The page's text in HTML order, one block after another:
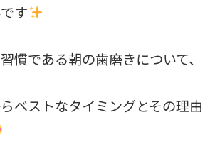
す
慣である朝の歯磨きについて、
ベストなタイミングとその理由